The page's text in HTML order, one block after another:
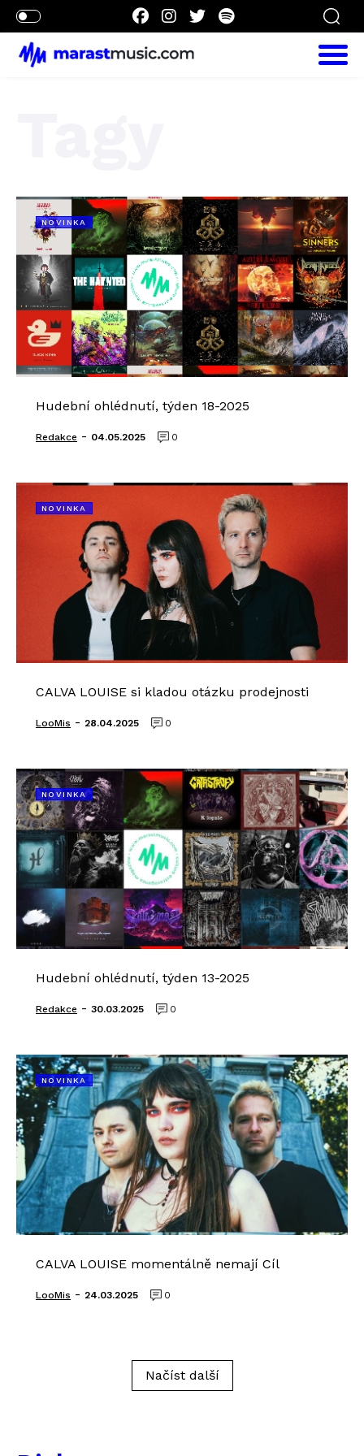
NOVINKA
Hudební ohlédnutí, týden 18-2025
Redakce - 04.05.2025 0
NOVINKA
CALVA LOUISE si kladou otázku prodejnosti
LooMis - 28.04.2025 0
NOVINKA
Hudební ohlédnutí, týden 13-2025
Redakce - 30.03.2025 0
NOVINKA
CALVA LOUISE momentálně nemají Cíl
LooMis - 24.03.2025 0
Načíst další